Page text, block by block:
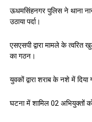
ऊधमसिंहनगर पुलिस ने थाना
उठाया पर्दा।
एसएसपी द्वारा मामले के त्वरित
का गठन।
युवकों द्वारा शराब के नशे में
घटना में शामिल 02 अभियुक्तों